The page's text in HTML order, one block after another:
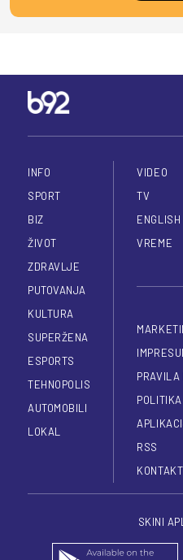
INFO
SPORT
BIZ
ŽIVOT
ZDRAVLJE
PUTOVANJA
KULTURA
SUPERŽENA
ESPORTS
TEHNOPOLIS
AUTOMOBILI
LOKAL
VIDEO
TV
ENGLISH
VREME
PRAVILA
RSS
KONTAKT
SKINI